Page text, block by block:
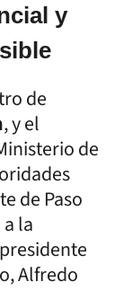
y
de
, y el
de
de Paso
la
Alfredo